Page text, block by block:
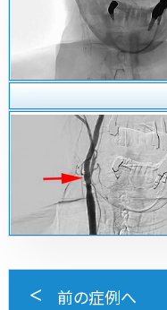
前の症例へ